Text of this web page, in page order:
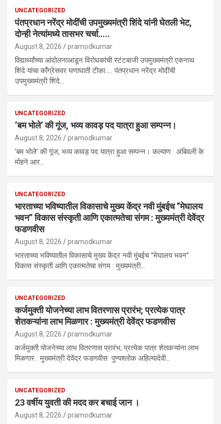
UNCATEGORIZED
पंतप्रधान नरेंद्र मोदींची उपमुख्यमंत्री शिंदे यांनी घेतली भेट,
दोन्ही नेत्यांमध्ये तासभर चर्चा…..
August 8, 2026 pramodkumar
विद्यार्थ्यांच्या आंदोलनाआडून विरोधकांची स्टंटबाजी उपमुख्यमंत्री एकनाथ
शिंदे यांचा काँग्रेसवर घणाघाती टीका….. पंतप्रधान नरेंद्र मोदींची
उपमुख्यमंत्री शिंदे…
UNCATEGORIZED
‘बम भोले’ की गूंज, भव्य कावड़ पद यात्रा हुआ सम्पन्न।
August 8, 2026 pramodkumar
‘बम भोले’ की गूंज, भव्य कावड़ पद यात्रा हुआ सम्पन्न। कल्याण : अंबिवली के
मोहने आर…
UNCATEGORIZED
भारताच्या भविष्यातील विकासाचे मुख्य केंद्र नवी मुंबईच “मेघालय
भवन” विकास संस्कृती आणि एकात्मतेचा संगम : मुख्यमंत्री देवेंद्र
फडणवीस
August 8, 2026 pramodkumar
भारताच्या भविष्यातील विकासाचे मुख्य केंद्र नवी मुंबईच “मेघालय भवन”
विकास संस्कृती आणि एकात्मतेचा संगम : मुख्यमंत्री…
UNCATEGORIZED
कर्जमुक्ती योजनेच्या लाभ वितरणास प्रारंभ; प्रत्येक पात्र
शेतकऱ्यांना लाभ मिळणार : मुख्यमंत्री देवेंद्र फडणवीस
August 8, 2026 pramodkumar
कर्जमुक्ती योजनेच्या लाभ वितरणास प्रारंभ; प्रत्येक पात्र शेतकऱ्यांना लाभ
मिळणार : मुख्यमंत्री देवेंद्र फडणवीस पुण्यश्लोक अहिल्यादेवी…
UNCATEGORIZED
23 वर्षीय युवती की मदद कर बचाई जान ।
August 8, 2026 pramodkumar